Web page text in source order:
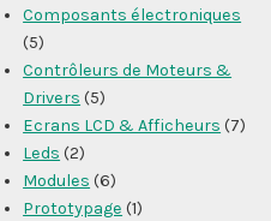
Composants électroniques
(5)
Contrôleurs de Moteurs &
Drivers (5)
Ecrans LCD & Afficheurs (7)
Leds (2)
Modules (6)
Prototypage (1)